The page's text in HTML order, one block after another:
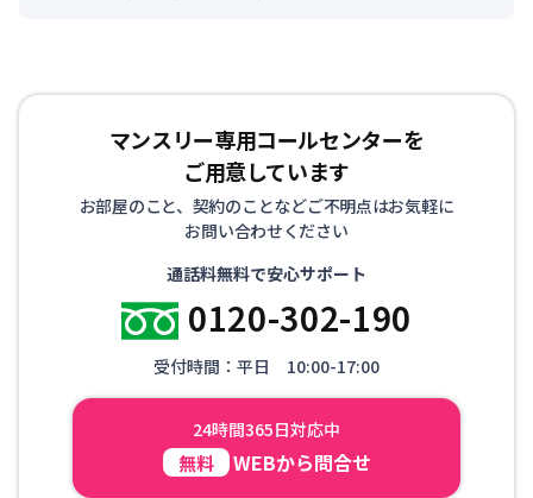
マンスリー専用コールセンターを
ご用意しています
お部屋のこと、契約のことなどご不明点はお気軽に
お問い合わせください
通話料無料で安心サポート
0120-302-190
受付時間：平日 10:00-17:00
24時間365日対応中
無料 WEBから問合せ